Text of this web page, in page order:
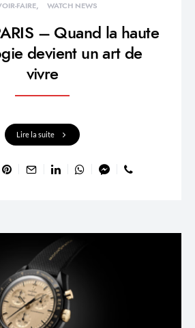
FAIRE
WATCH NEWS
– Quand la haute
devient un art de
vivre
Lire la suite